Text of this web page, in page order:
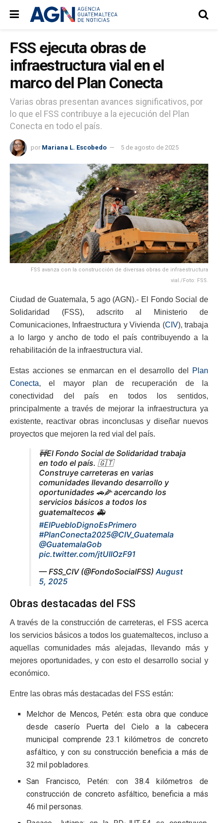
FSS ejecuta obras de
infraestructura vial en el
marco del Plan Conecta
Varias obras presentan avances significativos, por
lo que el FSS contribuye a la ejecución del Plan
Conecta en todo el país.
por Mariana L. Escobedo 5 de agosto de 2025
FSS avanza con la construcción de diversas obras de infraestructura
vial./Foto: FSS.
Ciudad de Guatemala, 5 ago (AGN).- El Fondo Social de
Solidaridad (FSS), adscrito al Ministerio de
Comunicaciones, Infraestructura y Vivienda (CIV), trabaja
a lo largo y ancho de todo el país contribuyendo a la
rehabilitación de la infraestructura vial.
Estas acciones se enmarcan en el desarrollo del
Plan
Conecta, el mayor plan de recuperación de la
conectividad del país en todos los sentidos,
principalmente a través de mejorar la infraestructura ya
existente, reactivar obras inconclusas y diseñar nuevos
proyectos que mejoren la red vial del país.
🚧El Fondo Social de Solidaridad trabaja
en todo el país. 🇬🇹
Construye carreteras en varias
comunidades llevando desarrollo y
oportunidades 🚗🌽 acercando los
servicios básicos a todos los
guatemaltecos 🚑
#ElPuebloDignoEsPrimero
#PlanConecta2025@CIV_Guatemala
@GuatemalaGob
pic.twitter.com/jtUIIOzF91
— FSS_CIV (@FondoSocialFSS) August
5, 2025
Obras destacadas del FSS
A través de la construcción de carreteras, el FSS acerca
los servicios básicos a todos los guatemaltecos, incluso a
aquellas comunidades más alejadas, llevando más y
mejores oportunidades, y con esto el desarrollo social y
económico.
Entre las obras más destacadas del FSS están:
Melchor de Mencos, Petén: esta obra que conduce
desde caserío Puerta del Cielo a la cabecera
municipal comprende 23.1 kilómetros de concreto
asfáltico, y con su construcción beneficia a más de
32 mil pobladores.
San Francisco, Petén: con 38.4 kilómetros de
construcción de concreto asfáltico, beneficia a más
46 mil personas.